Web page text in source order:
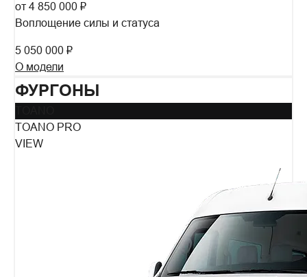
от 4 850 000 ₽
Воплощение силы и статуса
5 050 000 ₽
О модели
ФУРГОНЫ
TOANO PRO
VIEW